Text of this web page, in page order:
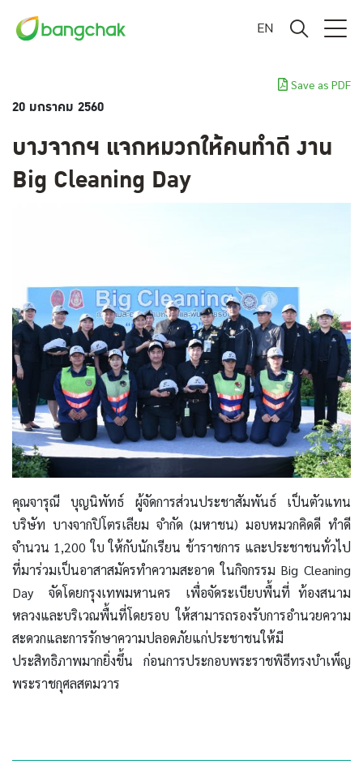
EN
Save as PDF
20 มกราคม 2560
บางจากฯ แจกหมวกให้คนทำดี งาน
Big Cleaning Day
คุณจารุณี บุญนิพัทธ์ ผู้จัดการส่วนประชาสัมพันธ์ เป็นตัวแทน
บริษัท บางจากปิโตรเลียม จำกัด (มหาชน) มอบหมวกคิดดี ทำดี
จำนวน 1,200 ใบ ให้กับนักเรียน ข้าราชการ และประชาชนทั่วไป
ที่มาร่วมเป็นอาสาสมัครทำความสะอาด ในกิจกรรม Big Cleaning
Day จัดโดยกรุงเทพมหานคร เพื่อจัดระเบียบพื้นที่ ท้องสนาม
หลวงและบริเวณพื้นที่โดยรอบ ให้สามารถรองรับการอำนวยความ
สะดวกและการรักษาความปลอดภัยแก่ประชาชนให้มี
ประสิทธิภาพมากยิ่งขึ้น ก่อนการประกอบพระราชพิธีทรงบำเพ็ญ
พระราชกุศลสตมวาร